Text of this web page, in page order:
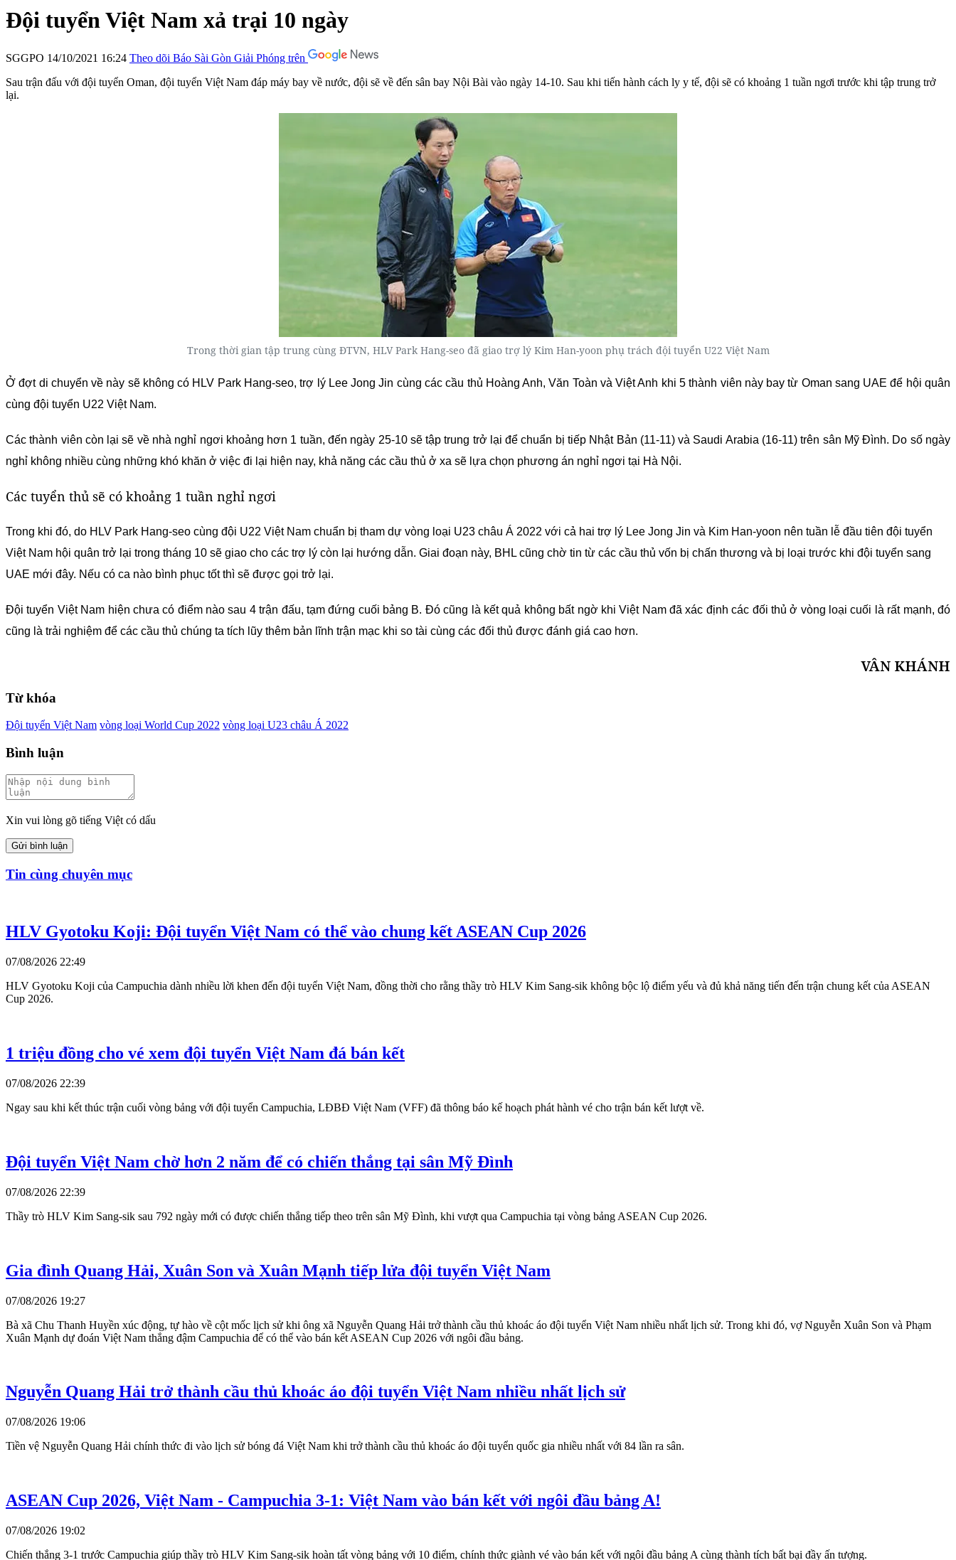
Đội tuyển Việt Nam xả trại 10 ngày
SGGPO 14/10/2021 16:24 Theo dõi Báo Sài Gòn Giải Phóng trên
Sau trận đấu với đội tuyển Oman, đội tuyển Việt Nam đáp máy bay về nước, đội sẽ về đến sân bay Nội Bài vào ngày 14-10. Sau khi tiến hành cách ly y tế, đội sẽ có khoảng 1 tuần ngơi trước khi tập trung trở
lại.
Trong thời gian tập trung cùng ĐTVN, HLV Park Hang-seo đã giao trợ lý Kim Han-yoon phụ trách đội tuyển U22 Việt Nam
Ở đợt di chuyển về này sẽ không có HLV Park Hang-seo, trợ lý Lee Jong Jin cùng các cầu thủ Hoàng Anh, Văn Toàn và Việt Anh khi 5 thành viên này bay từ Oman sang UAE để hội quân
cùng đội tuyển U22 Việt Nam.
Các thành viên còn lại sẽ về nhà nghỉ ngơi khoảng hơn 1 tuần, đến ngày 25-10 sẽ tập trung trở lại để chuẩn bị tiếp Nhật Bản (11-11) và Saudi Arabia (16-11) trên sân Mỹ Đình. Do số ngày
nghỉ không nhiều cùng những khó khăn ở việc đi lại hiện nay, khả năng các cầu thủ ở xa sẽ lựa chọn phương án nghỉ ngơi tại Hà Nội.
Các tuyển thủ sẽ có khoảng 1 tuần nghỉ ngơi
Trong khi đó, do HLV Park Hang-seo cùng đội U22 Việt Nam chuẩn bị tham dự vòng loại U23 châu Á 2022 với cả hai trợ lý Lee Jong Jin và Kim Han-yoon nên tuần lễ đầu tiên đội tuyển
Việt Nam hội quân trở lại trong tháng 10 sẽ giao cho các trợ lý còn lại hướng dẫn. Giai đoạn này, BHL cũng chờ tin từ các cầu thủ vốn bị chấn thương và bị loại trước khi đội tuyển sang
UAE mới đây. Nếu có ca nào bình phục tốt thì sẽ được gọi trở lại.
Đội tuyển Việt Nam hiện chưa có điểm nào sau 4 trận đấu, tạm đứng cuối bảng B. Đó cũng là kết quả không bất ngờ khi Việt Nam đã xác định các đối thủ ở vòng loại cuối là rất mạnh, đó
cũng là trải nghiệm để các cầu thủ chúng ta tích lũy thêm bản lĩnh trận mạc khi so tài cùng các đối thủ được đánh giá cao hơn.
VÂN KHÁNH
Từ khóa
Đội tuyển Việt Nam vòng loại World Cup 2022 vòng loại U23 châu Á 2022
Bình luận
Xin vui lòng gõ tiếng Việt có dấu
Gửi bình luận
Tin cùng chuyên mục
HLV Gyotoku Koji: Đội tuyển Việt Nam có thể vào chung kết ASEAN Cup 2026
07/08/2026 22:49
HLV Gyotoku Koji của Campuchia dành nhiều lời khen đến đội tuyển Việt Nam, đồng thời cho rằng thầy trò HLV Kim Sang-sik không bộc lộ điểm yếu và đủ khả năng tiến đến trận chung kết của ASEAN
Cup 2026.
1 triệu đồng cho vé xem đội tuyển Việt Nam đá bán kết
07/08/2026 22:39
Ngay sau khi kết thúc trận cuối vòng bảng với đội tuyển Campuchia, LĐBĐ Việt Nam (VFF) đã thông báo kế hoạch phát hành vé cho trận bán kết lượt về.
Đội tuyển Việt Nam chờ hơn 2 năm để có chiến thắng tại sân Mỹ Đình
07/08/2026 22:39
Thầy trò HLV Kim Sang-sik sau 792 ngày mới có được chiến thắng tiếp theo trên sân Mỹ Đình, khi vượt qua Campuchia tại vòng bảng ASEAN Cup 2026.
Gia đình Quang Hải, Xuân Son và Xuân Mạnh tiếp lửa đội tuyển Việt Nam
07/08/2026 19:27
Bà xã Chu Thanh Huyền xúc động, tự hào về cột mốc lịch sử khi ông xã Nguyễn Quang Hải trở thành cầu thủ khoác áo đội tuyển Việt Nam nhiều nhất lịch sử. Trong khi đó, vợ Nguyễn Xuân Son và Phạm
Xuân Mạnh dự đoán Việt Nam thắng đậm Campuchia để có thể vào bán kết ASEAN Cup 2026 với ngôi đầu bảng.
Nguyễn Quang Hải trở thành cầu thủ khoác áo đội tuyển Việt Nam nhiều nhất lịch sử
07/08/2026 19:06
Tiền vệ Nguyễn Quang Hải chính thức đi vào lịch sử bóng đá Việt Nam khi trở thành cầu thủ khoác áo đội tuyển quốc gia nhiều nhất với 84 lần ra sân.
ASEAN Cup 2026, Việt Nam - Campuchia 3-1: Việt Nam vào bán kết với ngôi đầu bảng A!
07/08/2026 19:02
Chiến thắng 3-1 trước Campuchia giúp thầy trò HLV Kim Sang-sik hoàn tất vòng bảng với 10 điểm, chính thức giành vé vào bán kết với ngôi đầu bảng A cùng thành tích bất bại đầy ấn tượng.